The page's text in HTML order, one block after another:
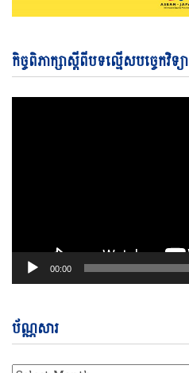
កិច្ចពិភាក្សាស្តីពីបទល្មើសបច្ចេកវិទ្យា
00:00
ប័ណ្ណសារ